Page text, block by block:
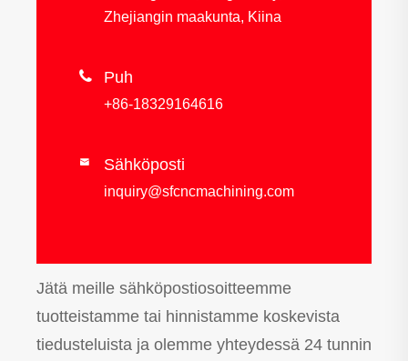
Zhejiangin maakunta, Kiina
 Puh
+86-18329164616
 Sähköposti
inquiry@sfcncmachining.com
Jätä meille sähköpostiosoitteemme
tuotteistamme tai hinnistamme koskevista
tiedusteluista ja olemme yhteydessä 24 tunnin